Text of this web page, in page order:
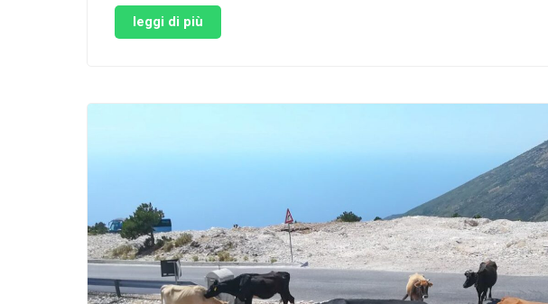
leggi di più